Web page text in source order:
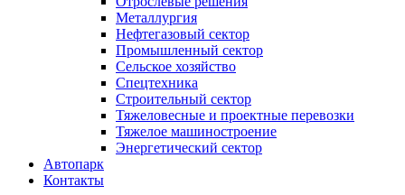
Металлургия
Нефтегазовый сектор
Промышленный сектор
Сельское хозяйство
Спецтехника
Строительный сектор
Тяжеловесные и проектные перевозки
Тяжелое машиностроение
Энергетический сектор
Автопарк
Контакты